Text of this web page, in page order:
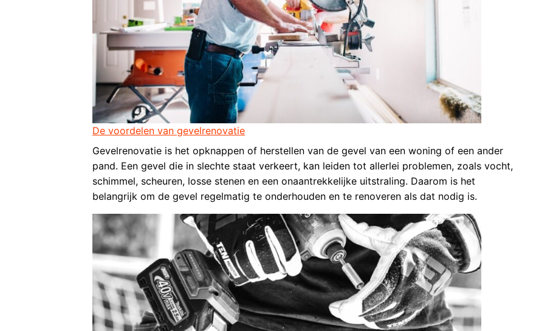
De voordelen van gevelrenovatie
Gevelrenovatie is het opknappen of herstellen van de gevel van een woning of een ander
pand. Een gevel die in slechte staat verkeert, kan leiden tot allerlei problemen, zoals vocht,
schimmel, scheuren, losse stenen en een onaantrekkelijke uitstraling. Daarom is het
belangrijk om de gevel regelmatig te onderhouden en te renoveren als dat nodig is.